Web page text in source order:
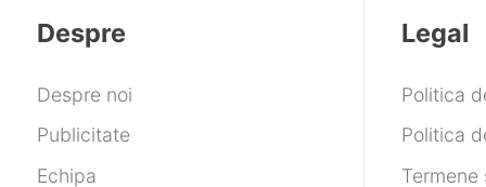
Despre
Despre noi
Publicitate
Echipa
Legal
Politica
Politica
Termene